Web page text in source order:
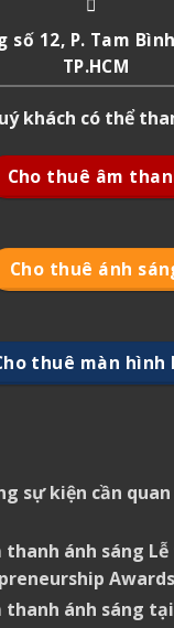
số 12, P. Tam
TP.HCM
khách có thể
Cho thuê âm
Cho thuê ánh
thuê màn hình
sự kiện cần
thanh ánh sáng
thanh ánh sáng